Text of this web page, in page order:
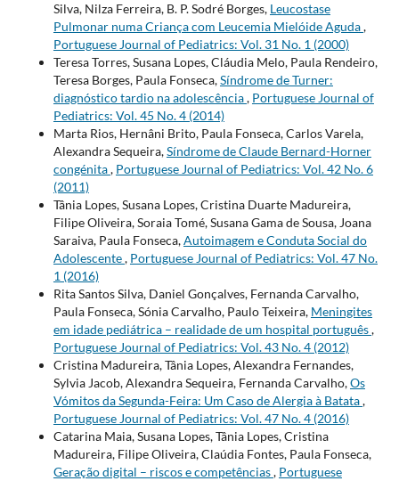
Silva, Nilza Ferreira, B. P. Sodré Borges, Leucostase
Pulmonar numa Criança com Leucemia Mielóide Aguda,
Portuguese Journal of Pediatrics: Vol. 31 No. 1 (2000)
Teresa Torres, Susana Lopes, Cláudia Melo, Paula Rendeiro,
Teresa Borges, Paula Fonseca,Síndrome de Turner:
diagnóstico tardio na adolescência, Portuguese Journal of
Pediatrics: Vol. 45 No. 4 (2014)
Marta Rios, Hernâni Brito, Paula Fonseca, Carlos Varela,
Alexandra Sequeira,Síndrome de Claude Bernard-Horner
congénita, Portuguese Journal of Pediatrics: Vol. 42 No. 6
(2011)
Tânia Lopes, Susana Lopes, Cristina Duarte Madureira,
Filipe Oliveira, Soraia Tomé, Susana Gama de Sousa, Joana
Saraiva, Paula Fonseca,Autoimagem e Conduta Social do
Adolescente, Portuguese Journal of Pediatrics: Vol. 47 No.
1 (2016)
Rita Santos Silva, Daniel Gonçalves, Fernanda Carvalho,
Paula Fonseca, Sónia Carvalho, Paulo Teixeira, Meningites
em idade pediátrica – realidade de um hospital português,
Portuguese Journal of Pediatrics: Vol. 43 No. 4 (2012)
Cristina Madureira, Tânia Lopes, Alexandra Fernandes,
Sylvia Jacob, Alexandra Sequeira, Fernanda Carvalho,Os
Vómitos da Segunda-Feira: Um Caso de Alergia à Batata,
Portuguese Journal of Pediatrics: Vol. 47 No. 4 (2016)
Catarina Maia, Susana Lopes, Tânia Lopes, Cristina
Madureira, Filipe Oliveira, Claúdia Fontes, Paula Fonseca,
Geração digital – riscos e competências, Portuguese